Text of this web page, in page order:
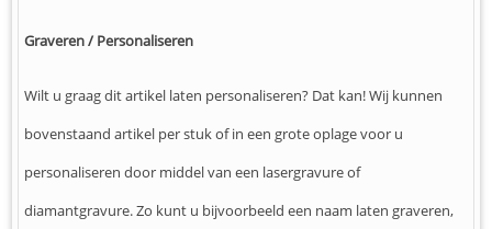
Graveren / Personaliseren
Wilt u graag dit artikel laten personaliseren? Dat kan! Wij kunnen
bovenstaand artikel per stuk of in een grote oplage voor u
personaliseren door middel van een lasergravure of
diamantgravure. Zo kunt u bijvoorbeeld een naam laten graveren,